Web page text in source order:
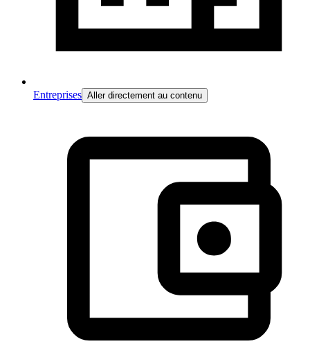
Entreprises Aller directement au contenu